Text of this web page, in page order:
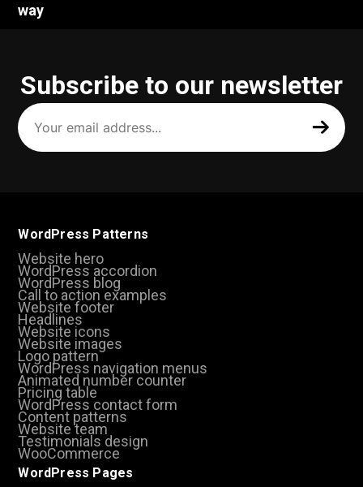
way
Subscribe to our newsletter
Your
email
address
(Required)
WordPress Patterns
Website hero
WordPress accordion
WordPress blog
Call to action examples
Website footer
Headlines
Website icons
Website images
Logo pattern
WordPress navigation menus
Animated number counter
Pricing table
WordPress contact form
Content patterns
Website team
Testimonials design
WooCommerce
WordPress Pages